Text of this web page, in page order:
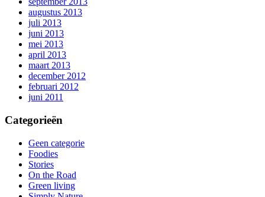
augustus 2013
juli 2013
juni 2013
mei 2013
april 2013
maart 2013
december 2012
februari 2012
juni 2011
Categorieën
Geen categorie
Foodies
Stories
On the Road
Green living